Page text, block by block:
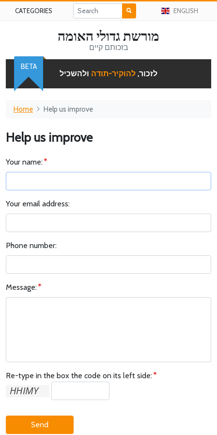
CATEGORIES ENGLISH
מורשת גדולי האומה
בזכותם קיים
לזכור, להוקיר-תודה ולהשכיל
BETA
Home Help us improve
Help us improve
Your name:
Your email address:
Phone number:
Message:
Re-type in the box the code on its left side:
Send